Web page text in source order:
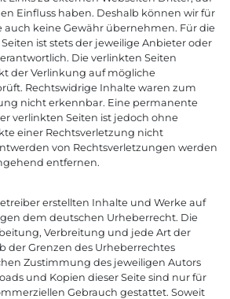
Einfluss haben. Deshalb können wir für
keine Gewähr übernehmen. Für die
ist stets der jeweilige Anbieter oder
Die verlinkten Seiten
der Verlinkung auf mögliche
Rechtswidrige Inhalte waren zum
nicht erkennbar. Eine permanente
verlinkten Seiten ist jedoch ohne
einer Rechtsverletzung nicht
von Rechtsverletzungen werden
entfernen.
erstellten Inhalte und Werke auf
dem deutschen Urheberrecht. Die
Verbreitung und jede Art der
der Grenzen des Urheberrechtes
Zustimmung des jeweiligen Autors
und Kopien dieser Seite sind nur für
Gebrauch gestattet. Soweit